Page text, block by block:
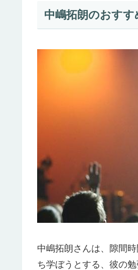
中嶋拓朗のおす
中嶋拓朗さんは、隙間
ち学ぼうとする、彼の